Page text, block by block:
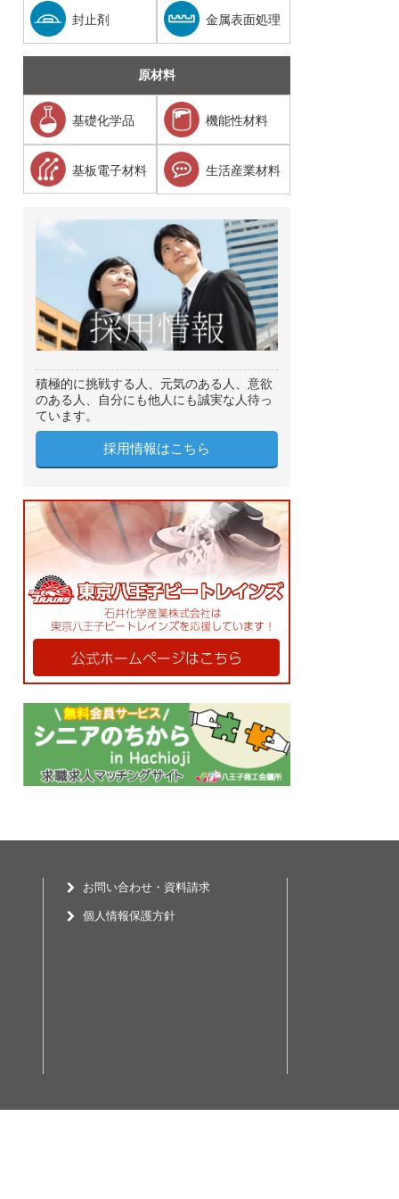
封止剤 金属表面処理
原材料
基礎化学品 機能性材料
基板電子材料 生活産業材料
積極的に挑戦する人、元気のある人、意欲
のある人、自分にも他人にも誠実な人待っ
ています。
採用情報はこちら
お問い合わせ・資料請求
個人情報保護方針